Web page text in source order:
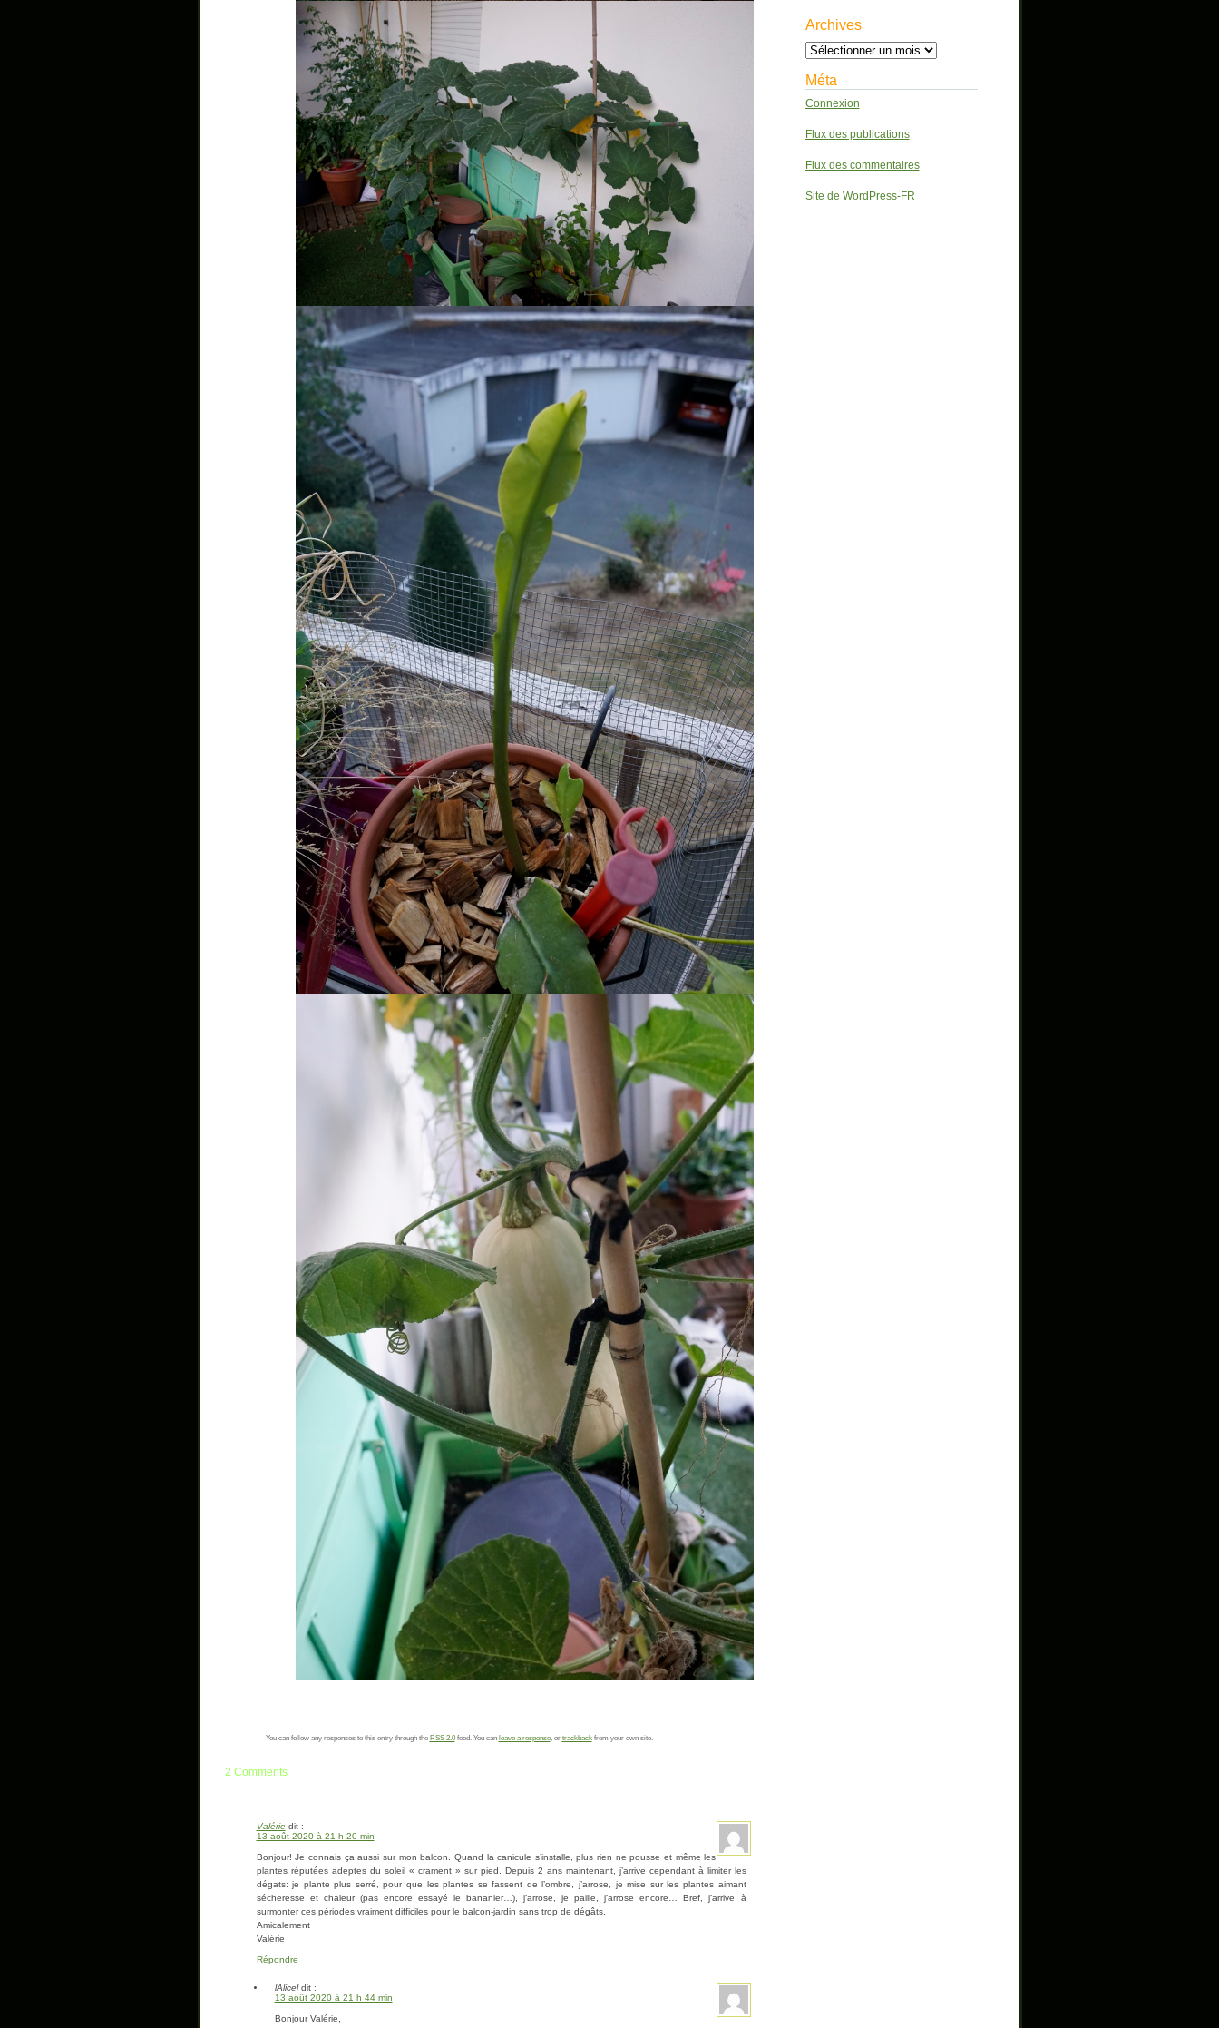
You can follow any responses to this entry through the RSS 2.0feed. You can leave a response, or trackbackfrom your own site.
2 Comments
Valérie dit :
13 août 2020 à 21 h 20 min
Bonjour! Je connais ça aussi sur mon balcon. Quand la canicule s’installe, plus rien ne pousse et même les
plantes réputées adeptes du soleil « crament » sur pied. Depuis 2 ans maintenant, j’arrive cependant à limiter les
dégats: je plante plus serré, pour que les plantes se fassent de l’ombre, j’arrose, je mise sur les plantes aimant
sécheresse et chaleur (pas encore essayé le bananier…), j’arrose, je paille, j’arrose encore… Bref, j’arrive à
surmonter ces périodes vraiment difficiles pour le balcon-jardin sans trop de dégâts.
Amicalement
Valérie
Répondre
lAlicel dit :
13 août 2020 à 21 h 44 min
Bonjour Valérie,
Archives
Archives
Méta
Connexion
Flux des publications
Flux des commentaires
Site de WordPress-FR